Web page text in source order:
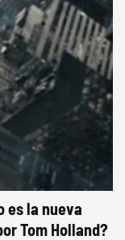
es la nueva
Tom Holland?